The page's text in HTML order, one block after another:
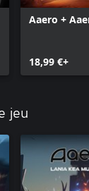
Aaero +
18,99 €+
jeu